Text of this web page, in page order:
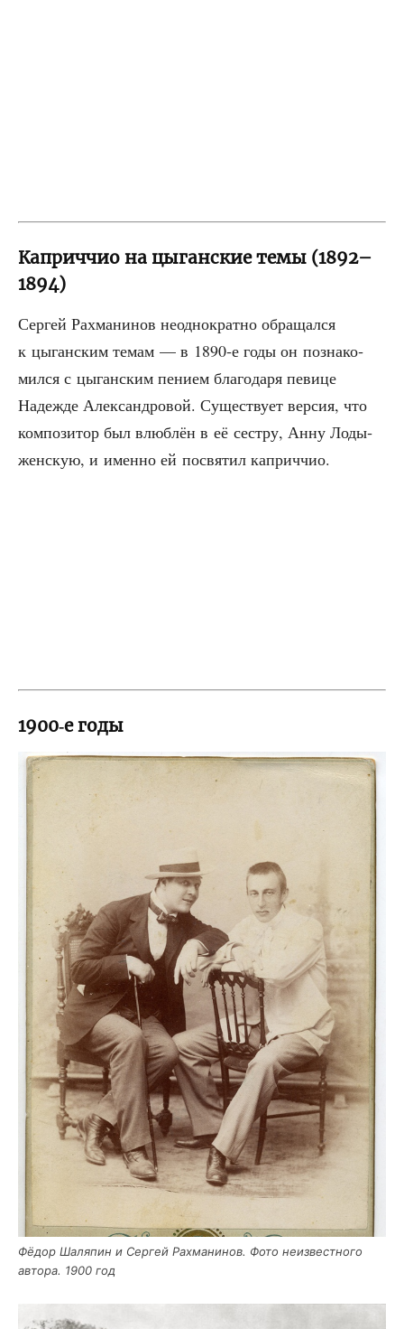
Каприччио на цыганские темы (1892–
1894)
Сер­гей Рах­ма­ни­нов неод­но­крат­но обра­щал­ся
к цыган­ским темам — в 1890‑е годы он позна­ко­
мил­ся с цыган­ским пени­ем бла­го­да­ря певи­це
Надеж­де Алек­сан­дро­вой. Суще­ству­ет вер­сия, что
ком­по­зи­тор был влюб­лён в её сест­ру, Анну Лоды­
жен­скую, и имен­но ей посвя­тил каприччио.
1900‑е годы
Фёдор Шаля­пин и Сер­гей Рах­ма­ни­нов. Фото неиз­вест­но­го
авто­ра. 1900 год